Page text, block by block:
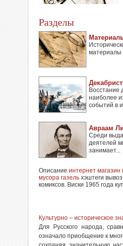
Разделы
материалы
Восстание
наиболее
событий в
Авраам
Среди
деятелей
занимает...
Описание интернет магазин
мусора газель хэштеги
комиксов. Виски 1965 года
Культурно – историческое
Для Русского народа,
означало приобщение к